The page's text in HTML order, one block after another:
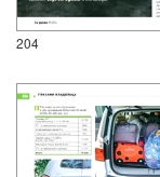
204